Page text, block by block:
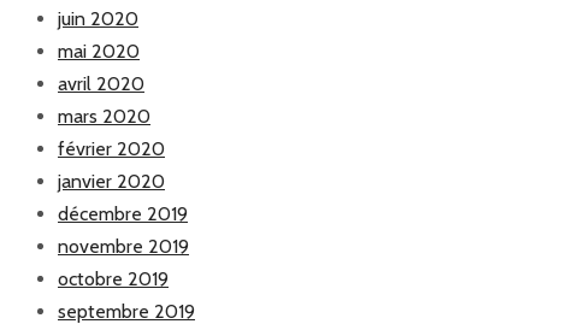
juin 2020
mai 2020
avril 2020
mars 2020
février 2020
janvier 2020
décembre 2019
novembre 2019
octobre 2019
septembre 2019